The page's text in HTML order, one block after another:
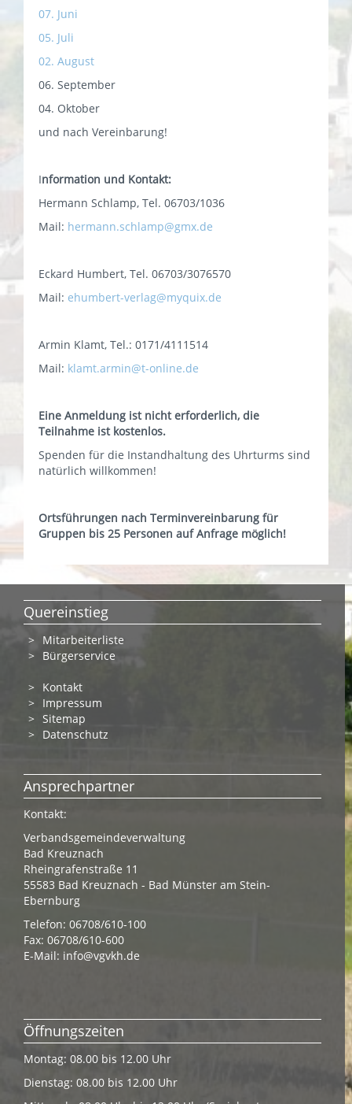
07. Juni
05. Juli
02. August
06. September
04. Oktober
und nach Vereinbarung!
Information und Kontakt:
Hermann Schlamp, Tel. 06703/1036
Mail: hermann.schlamp@gmx.de
Eckard Humbert, Tel. 06703/3076570
Mail: ehumbert-verlag@myquix.de
Armin Klamt, Tel.: 0171/4111514
Mail: klamt.armin@t-online.de
Eine Anmeldung ist nicht erforderlich, die
Teilnahme ist kostenlos.
Spenden für die Instandhaltung des Uhrturms sind
natürlich willkommen!
Ortsführungen nach Terminvereinbarung für
Gruppen bis 25 Personen auf Anfrage möglich!
Quereinstieg
Mitarbeiterliste
Bürgerservice
Kontakt
Impressum
Sitemap
Datenschutz
Ansprechpartner
Kontakt:
Verbandsgemeindeverwaltung
Bad Kreuznach
Rheingrafenstraße 11
55583 Bad Kreuznach - Bad Münster am Stein-
Ebernburg
Telefon: 06708/610-100
Fax: 06708/610-600
E-Mail: info@vgvkh.de
Öffnungszeiten
Montag: 08.00 bis 12.00 Uhr
Dienstag: 08.00 bis 12.00 Uhr